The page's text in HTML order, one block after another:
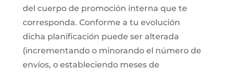
del cuerpo de promoción interna que te
corresponda. Conforme a tu evolución
dicha planificación puede ser alterada
(incrementando o minorando el número de
envíos, o estableciendo meses de